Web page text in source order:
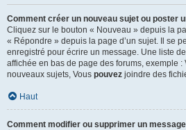
Comment créer un nouveau sujet ou poster
Cliquez sur le bouton « Nouveau » depuis la
« Répondre » depuis la page d’un sujet. Il se
enregistré pour écrire un message. Une liste
affichée en bas de page des forums, exemple :
nouveaux sujets, Vous pouvez joindre des
Haut
Comment modifier ou supprimer un